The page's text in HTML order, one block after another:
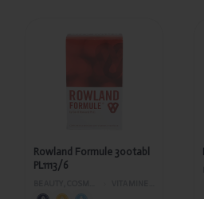
Toegevoegd
PL1113/6
Rowland Formule 300tabl
PL1113/6